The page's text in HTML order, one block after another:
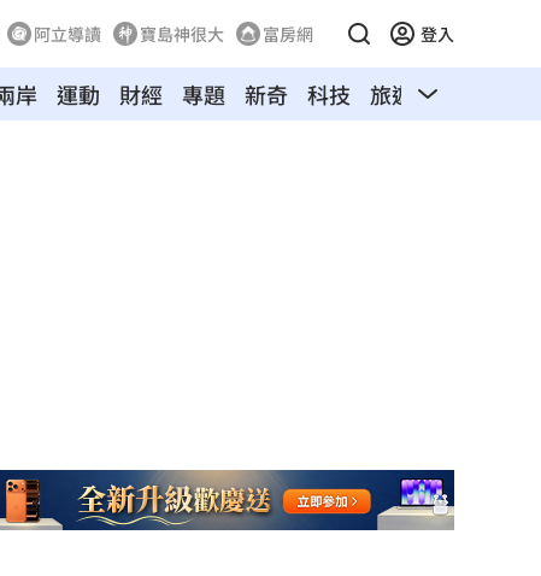
阿立導讀 寶島神很大 富房網 登入
岸 運動 財經 專題 新奇 科技 旅遊 汽車